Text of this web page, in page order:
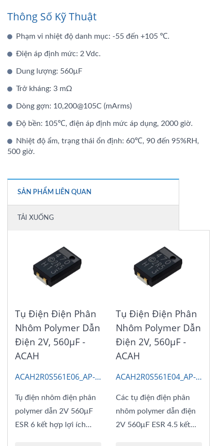
Thông Số Kỹ Thuật
Phạm vi nhiệt độ danh mục: -55 đến +105 ℃.
Điện áp định mức: 2 Vdc.
Dung lượng: 560μF
Trở kháng: 3 mΩ
Dòng gợn: 10,200@105C (mArms)
Độ bền: 105℃, điện áp định mức áp dụng, 2000 giờ.
Nhiệt độ ẩm, trạng thái ổn định: 60℃, 90 đến 95%RH,
500 giờ.
SẢN PHẨM LIÊN QUAN
TẢI XUỐNG
Tụ Điện Điện Phân
Nhôm Polymer Dẫn
Điện 2V, 560μF -
ACAH
ACAH2R0S561E06_AP-
Tụ điện nhôm điện phân
polymer dẫn 2V 560μF
ESR 6 kết hợp lợi ích
Tụ Điện Điện Phân
Nhôm Polymer Dẫn
Điện 2V, 560μF -
ACAH
ACAH2R0S561E04_AP-
Các tụ điện điện phân
nhôm polymer dẫn điện
2V 560μF ESR 4.5 kết